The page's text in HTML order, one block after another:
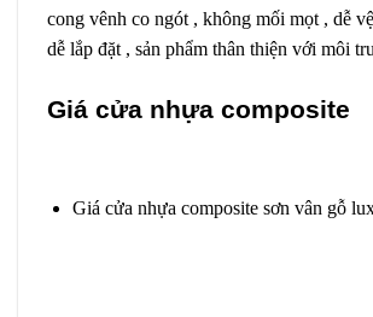
cong vênh co ngót , không mối mọt , dễ
dễ lắp đặt , sản phẩm thân thiện với môi
Giá cửa nhựa composite
Giá cửa nhựa composite sơn vân gỗ